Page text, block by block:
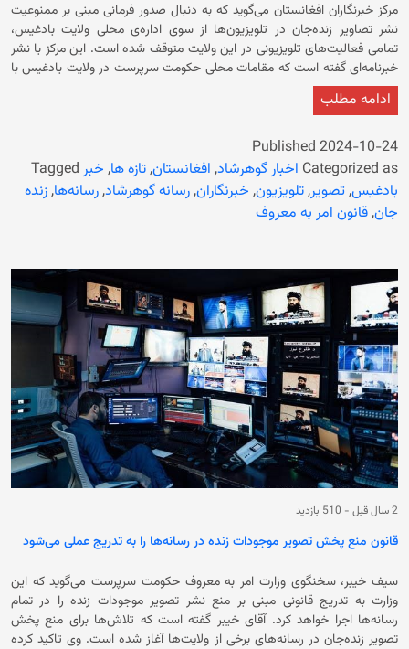
مرکز خبرنگاران افغانستان می‌گوید که به دنبال صدور فرمانی مبنی بر ممنوعیت
نشر تصاویر زنده‌جان در تلویزیون‌ها از سوی اداره‌ی محلی ولایت بادغیس،
تمامی فعالیت‌های تلویزیونی در این ولایت متوقف شده است. این مرکز با نشر
خبرنامه‌ای گفته است که مقامات محلی حکومت سرپرست در ولایت بادغیس با
صدور فرمانی، استفاده از تصاویر جان‌دار توسط رسانه‌ها و خبرنگاران را در این
ولایت منع کرده و فعالیت‌های رسانه‌ای به محتوای نوشتاری و صوتی محدود
حکومت فعلی خواسته است تا در این تصمیم بازنگری کنند. در ادامه آمده است
که این دستور به صورت رسمی از سوی اداره‌ی اطلاعات و فرهنگ در ولایت
بادغیس و از طریق پیام‌رسان وتس‌اپ به رسانه‌ها و خبرنگاران ابلاغ شده است.
این مرکز تاکید کرد که در پیام ریاست اطلاعات و فرهنگ بادغیس آمده است که
ملی تحت کنترل حکومت فعلی در ولایت بادغیس تعطیل شده و تنها تلویزیون
خصوصی این ولایت نیز فعالیت خود را متوقف کرده و دیگر رسانه‌های این
ولایت، از جمله رادیوها و خبرنگاران مستقل نیز مجبور به تبعیت از این دستور
شده‌اند. در ادامه آمده است که عکاسی و مصاحبه‌ی تصویری از مقامات محلی
بادغیس نیز ممنوع شده است. مرکز خبرنگاران افغانستان خواستار تجدید نظر
در این مورد و لغو محدودیت‌های رسانه‌ای اعمال شده در سه سال اخیر است.
این مرکز گفت تا رسانه‌ها بتوانند آزادانه و مطابق با قانون رسانه‌های کشور
فعالیت کنند. این در حالی است که بادغیس سومین ولایت پس از قندهار و
تخار است که این ممنوعیت را به طور رسمی اعمال می‌کند. مرکز خبرنگاران گفته
که نشانه‌هایی از اجرای رسمی این محدودیت‌ها در ولایات هلمند، لوگر، میدان
وردک و دایکندی نیز دیده شده است. حکومت سرپرست در ماه اسد سال جاری
خورشیدی، قانون جدیدی تحت عنوان امر به معروف را تصویب کرد که در ماده‌ی
هفدهم این قانون نشر تصاویر جان‌دار ممنوع شده است.
ادامه مطلب
Published 2024-10-24
Categorized as اخبار گوهرشاد, افغانستان,تازه ها, خبر Tagged
بادغیس,تصویر,تلویزیون, خبرنگاران,رسانه گوهرشاد,رسانه‌ها,زنده
جان,قانون امر به معروف
2 سال قبل - 510 بازدید
قانون منع پخش تصویر موجودات زنده در رسانه‌ها را به تدریج عملی می‌شود
سیف خیبر، سخنگوی وزارت امر به معروف حکومت سرپرست می‌گوید که این
وزارت به تدریج قانونی مبنی ‌بر منع نشر تصویر موجودات زنده را در تمام
رسانه‌ها اجرا خواهد کرد. آقای خیبر گفته است که تلاش‌ها برای منع پخش
تصویر زند‌ه‌جان در رسانه‌های برخی از ولایت‌ها آغاز شده است. وی تاکید کرده